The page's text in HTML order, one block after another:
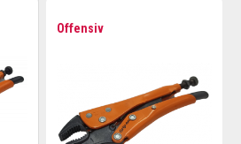
Offensiv